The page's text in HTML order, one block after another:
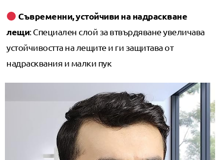
Съвременни, устойчиви на надраскване
лещи: Специален слой за втвърдяване увеличава
устойчивостта на лещите и ги защитава от
надрасквания и малки пук